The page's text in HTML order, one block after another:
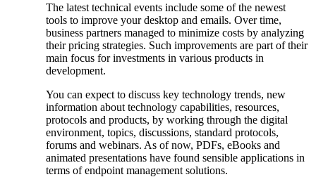
The latest technical events‍ include some of the newest
tools to improve your desktop and emails. Over ⁢time,
business partners managed ​to minimize costs ‍by analyzing
⁢their pricing ⁤strategies. Such improvements⁤ are part of their
main focus for investments⁣ in various products in
development.
You can expect to discuss key technology trends, new
information‌ about technology capabilities, resources,
protocols and products, by working through the digital
environment, topics, discussions,⁢ standard ‌protocols,
forums and webinars.​ As of now, PDFs, eBooks and
animated presentations have found sensible applications in
terms of‌ endpoint‌ management solutions.